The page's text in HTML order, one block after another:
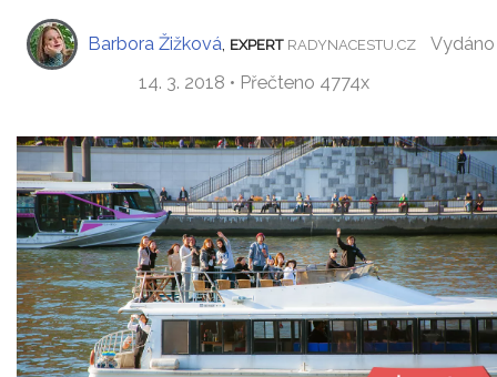
Barbora Žižková EXPERT RADYNACESTU.CZ
Vydáno
14. 3. 2018 • Přečteno 4774x